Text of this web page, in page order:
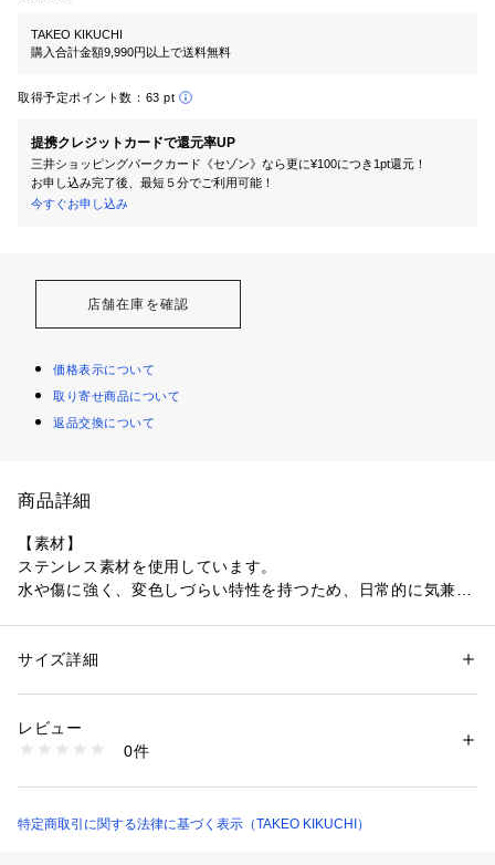
TAKEO KIKUCHI
購入合計金額9,990円以上で送料無料
取得予定ポイント数： 63 pt
提携クレジットカードで還元率UP
三井ショッピングパークカード《セゾン》なら更に¥100につき1pt還元！
お申し込み完了後、最短５分でご利用可能！
今すぐお申し込み
店舗在庫を確認
価格表示について
取り寄せ商品について
返品交換について
商品詳細
【素材】
ステンレス素材を使用しています。
水や傷に強く、変色しづらい特性を持つため、日常的に気兼な
んだデザイン。
指元にエッジの効いたアクセントを加え、クリーンかつ大人ら
重ね付けもおすすめです。
性別：メンズ
商品番号：
979-07802 （ショップ）
サイズ詳細
レビュー
0件
特定商取引に関する法律に基づく表示（TAKEO KIKUCHI）